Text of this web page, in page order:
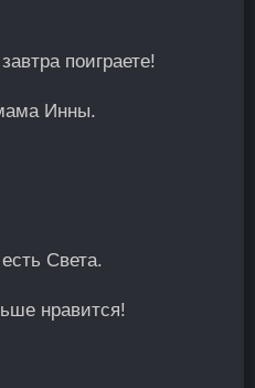
поиграете!
Инны.
Света.
нравится!